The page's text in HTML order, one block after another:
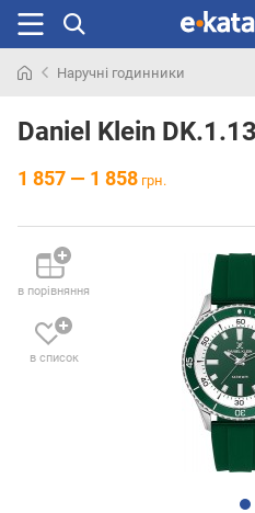
раніше
Наручні годинники
Daniel Klein
1 857 — 1 858 грн.
в порівняння
в список